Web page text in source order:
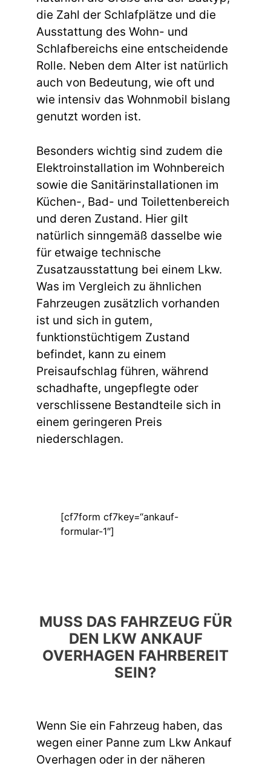
die Zahl der Schlafplätze und die
Ausstattung des Wohn- und
Schlafbereichs eine entscheidende
Rolle. Neben dem Alter ist natürlich
auch von Bedeutung, wie oft und
wie intensiv das Wohnmobil bislang
genutzt worden ist.
Besonders wichtig sind zudem die
Elektroinstallation im Wohnbereich
sowie die Sanitärinstallationen im
Küchen-, Bad- und Toilettenbereich
und deren Zustand. Hier gilt
natürlich sinngemäß dasselbe wie
für etwaige technische
Zusatzausstattung bei einem Lkw.
Was im Vergleich zu ähnlichen
Fahrzeugen zusätzlich vorhanden
ist und sich in gutem,
funktionstüchtigem Zustand
befindet, kann zu einem
Preisaufschlag führen, während
schadhafte, ungepflegte oder
verschlissene Bestandteile sich in
einem geringeren Preis
niederschlagen.
[cf7form cf7key=“ankauf-
formular-1″]
MUSS DAS FAHRZEUG FÜR
DEN LKW ANKAUF
OVERHAGEN FAHRBEREIT
SEIN?
Wenn Sie ein Fahrzeug haben, das
wegen einer Panne zum Lkw Ankauf
Overhagen oder in der näheren